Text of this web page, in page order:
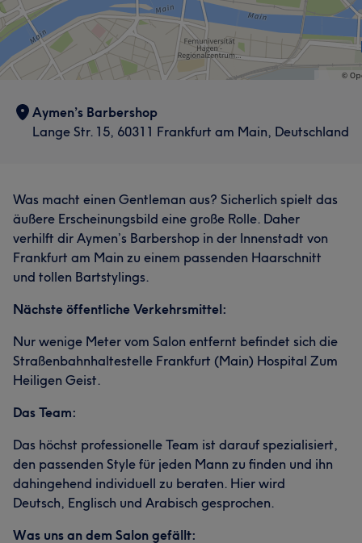
Aymen’s Barbershop
Lange Str. 15, 60311 Frankfurt am Main, Deutschland
Was macht einen Gentleman aus? Sicherlich spielt das
äußere Erscheinungsbild eine große Rolle. Daher
verhilft dir Aymen’s Barbershop in der Innenstadt von
Frankfurt am Main zu einem passenden Haarschnitt
und tollen Bartstylings.
Nächste öffentliche Verkehrsmittel:
Nur wenige Meter vom Salon entfernt befindet sich die
Straßenbahnhaltestelle Frankfurt (Main) Hospital Zum
Heiligen Geist.
Das Team:
Das höchst professionelle Team ist darauf spezialisiert,
den passenden Style für jeden Mann zu finden und ihn
dahingehend individuell zu beraten. Hier wird
Deutsch, Englisch und Arabisch gesprochen.
Was uns an dem Salon gefällt: